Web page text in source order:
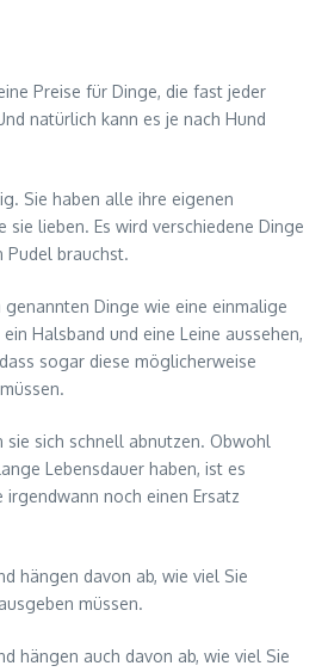
Preise für Dinge, die fast jeder
natürlich kann es je nach Hund
Sie haben alle ihre eigenen
sie lieben. Es wird verschiedene Dinge
Pudel brauchst.
Dinge wie eine einmalige
Halsband und eine Leine aussehen,
sogar diese möglicherweise
sie sich schnell abnutzen. Obwohl
Lebensdauer haben, ist es
irgendwann noch einen Ersatz
hängen davon ab, wie viel Sie
müssen.
hängen auch davon ab, wie viel Sie